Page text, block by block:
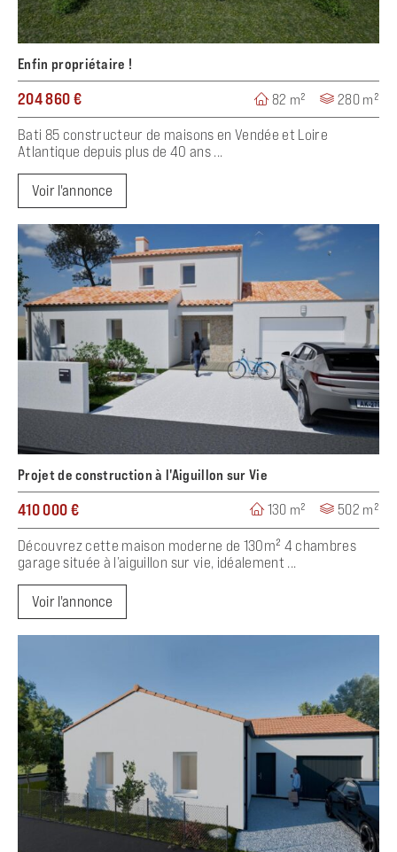
Enfin propriétaire !
204 860 € 82 m² 280 m²
Bati 85 constructeur de maisons en Vendée et Loire
Atlantique depuis plus de 40 ans ...
Voir l'annonce
Projet de construction à l'Aiguillon sur Vie
410 000 € 130 m² 502 m²
Découvrez cette maison moderne de 130m² 4 chambres
garage située à l’aiguillon sur vie, idéalement ...
Voir l'annonce